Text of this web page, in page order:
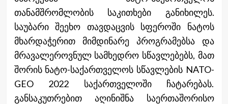
თანამშრომლობის საკითხები განიხილეს.
საუბარი შეეხო თავდაცვის სფეროში ნატოს
მხარდაჭერით მიმდინარე პროგრამებსა და
მრავალეროვნულ სამხედრო სწავლებებს, მათ
შორის ნატო-საქართველოს სწავლების NATO-
GEO 2022 საქართველოში ჩატარებას.
განსაკუთრებით აღინიშნა საერთაშორისო